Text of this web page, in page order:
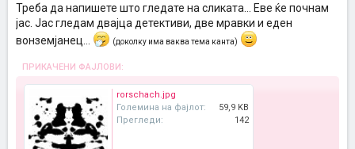
Треба да напишете што гледате на сликата... Еве ќе почнам
јас. Јас гледам двајца детективи, две мравки и еден
вонземјанец...
(доколку има ваква тема канта)
ПРИКАЧЕНИ ФАЈЛОВИ:
rorschach.jpg
Големина на фајлот:
59,9 KB
Прегледи:
142